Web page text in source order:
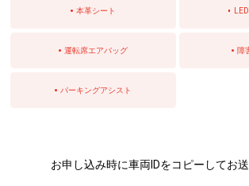
本革シート
運転席エアバッグ 障
パーキングアシスト
お申し込み時に車両IDをコピーしてお